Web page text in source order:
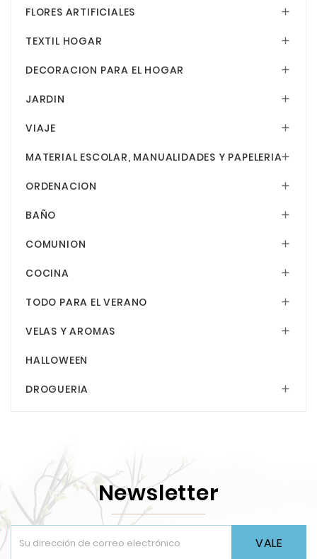
FLORES ARTIFICIALES 
TEXTIL HOGAR 
DECORACION PARA EL HOGAR 
JARDIN 
VIAJE 
MATERIAL ESCOLAR, MANUALIDADES Y PAPELERIA
ORDENACION 
BAÑO 
COMUNION 
COCINA 
TODO PARA EL VERANO 
VELAS Y AROMAS 
HALLOWEEN
DROGUERIA 
Newsletter
VALE